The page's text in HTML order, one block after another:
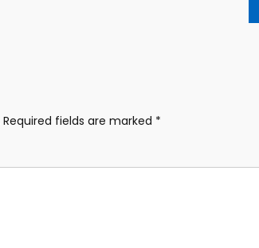
Required fields are marked *